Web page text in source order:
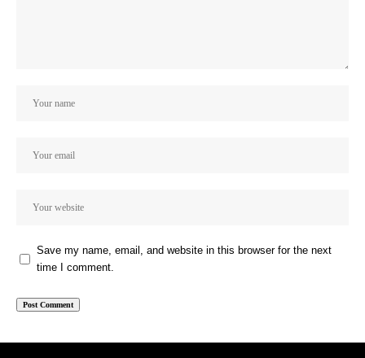
Save my name, email, and website in this browser for the next
time I comment.